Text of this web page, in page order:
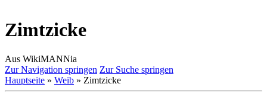
Zimtzicke
Aus WikiMANNia
Zur Navigation springen Zur Suche springen
Hauptseite » Weib » Zimtzicke